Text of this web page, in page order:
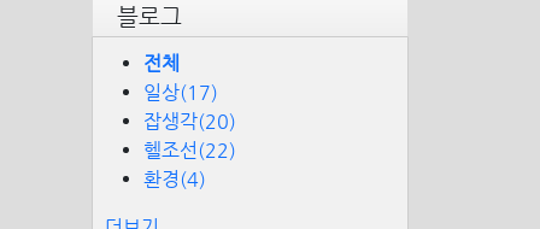
블로그
전체
일상(17)
잡생각(20)
헬조선(22)
환경(4)